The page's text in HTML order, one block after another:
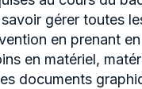
gérer toutes
en prenant
en matériel,
documents